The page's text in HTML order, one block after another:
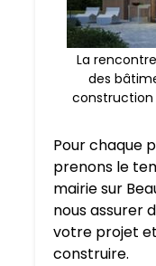
La
des
construction
Pour chaque
prenons le
mairie sur
nous assurer
votre projet
construire.